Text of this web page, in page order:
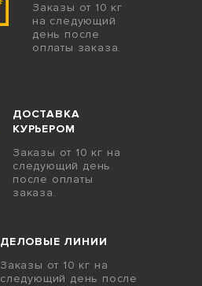
Заказы от 10 кг
на следующий
день после
оплаты заказа.
ДОСТАВКА
КУРЬЕРОМ
Заказы от 10 кг на
следующий день
после оплаты
заказа.
ДЕЛОВЫЕ ЛИНИИ
Заказы от 10 кг на
следующий день после